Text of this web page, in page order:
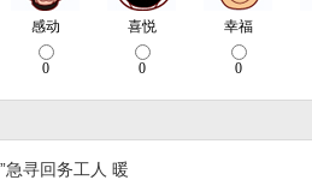
急寻回务工人 暖